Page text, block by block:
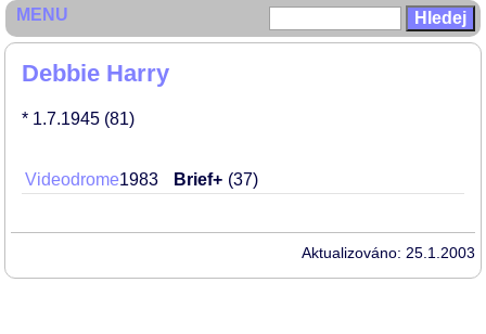
Debbie Harry
* 1.7.1945 (81)
Videodrome1983 Brief+ 37
Aktualizováno: 25.1.2003
MENU